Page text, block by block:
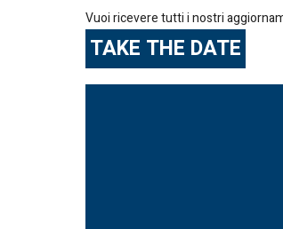
Vuoi ricevere tutti i nostri
TAKE THE DATE